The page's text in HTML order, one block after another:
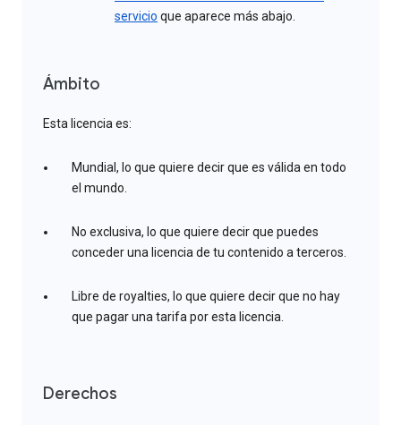
servicio que aparece más abajo.
Ámbito
Esta licencia es:
Mundial, lo que quiere decir que es válida en todo
el mundo.
No exclusiva, lo que quiere decir que puedes
conceder una licencia de tu contenido a terceros.
Libre de royalties, lo que quiere decir que no hay
que pagar una tarifa por esta licencia.
Derechos